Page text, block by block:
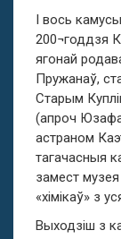
І вось
200¬годдзя
ягонай
Пружанаў,
Старым
(апроч Юзафа
астраном
тагачасныя
замест
«хімікаў» з
Выходзіш з